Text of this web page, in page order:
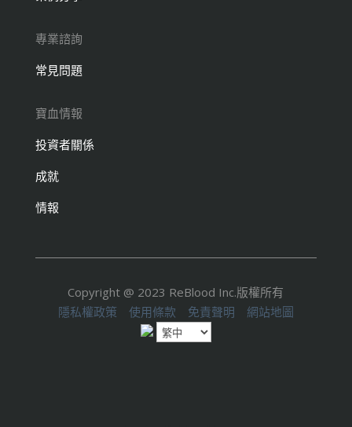
專業諮詢
常見問題
寶血情報
投資者關係
成就
情報
Copyright @ 2023 ReBlood Inc.版權所有
隱私權政策
使用條款 免責聲明 網站地圖